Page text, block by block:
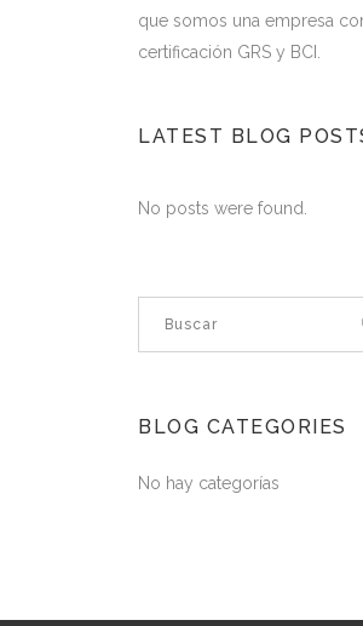
que somos una empresa
certificación GRS y BCI.
LATEST BLOG
No posts were found.
BLOG CATEGORIES
No hay categorías